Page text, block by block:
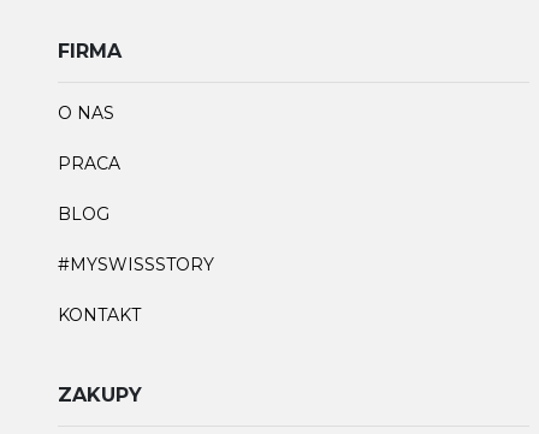
FIRMA
O NAS
PRACA
BLOG
#MYSWISSSTORY
KONTAKT
ZAKUPY